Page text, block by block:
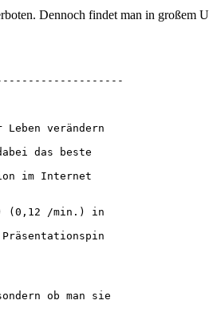
Dennoch findet man in großem
verändern
das beste
im Internet
(0,12 /min.) in
ob man sie